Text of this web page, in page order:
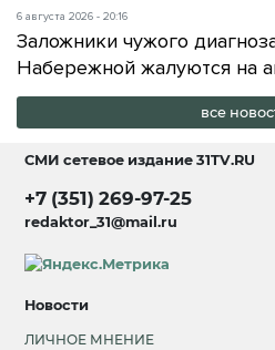
6 августа 2026 - 20:16
Заложники чужого
Набережной жалуются на
все
СМИ сетевое издание31TV.RU
+7 (351) 269-97-25
redaktor_31@mail.ru
Новости
ЛИЧНОЕ МНЕНИЕ